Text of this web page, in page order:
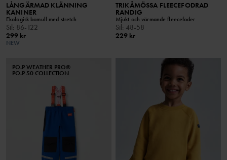
LÅNGÄRMAD KLÄNNING
KANINER
Ekologisk bomull med stretch
Stl: 86-122
299 kr
NEW
TRIKÅMÖSSA FLEECEFODRAD
RANDIG
Mjukt och värmande fleecefoder
Stl: 48-58
229 kr
PO.P WEATHER PRO®
PO.P 50 COLLECTION